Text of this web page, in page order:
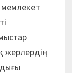
жерлердің